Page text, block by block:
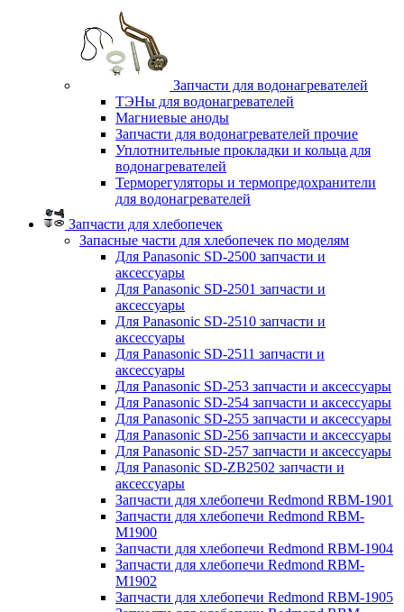
Запчасти для водонагревателей
ТЭНы для водонагревателей
Магниевые аноды
Запчасти для водонагревателей прочие
Уплотнительные прокладки и кольца для
водонагревателей
Терморегуляторы и термопредохранители
для водонагревателей
Запчасти для хлебопечек
Запасные части для хлебопечек по моделям
Для Panasonic SD-2500 запчасти и
аксессуары
Для Panasonic SD-2501 запчасти и
аксессуары
Для Panasonic SD-2510 запчасти и
аксессуары
Для Panasonic SD-2511 запчасти и
аксессуары
Для Panasonic SD-253 запчасти и аксессуары
Для Panasonic SD-254 запчасти и аксессуары
Для Panasonic SD-255 запчасти и аксессуары
Для Panasonic SD-256 запчасти и аксессуары
Для Panasonic SD-257 запчасти и аксессуары
Для Panasonic SD-ZB2502 запчасти и
аксессуары
Запчасти для хлебопечи Redmond RBM-1901
Запчасти для хлебопечи Redmond RBM-
M1900
Запчасти для хлебопечи Redmond RBM-1904
Запчасти для хлебопечи Redmond RBM-
M1902
Запчасти для хлебопечи Redmond RBM-1905